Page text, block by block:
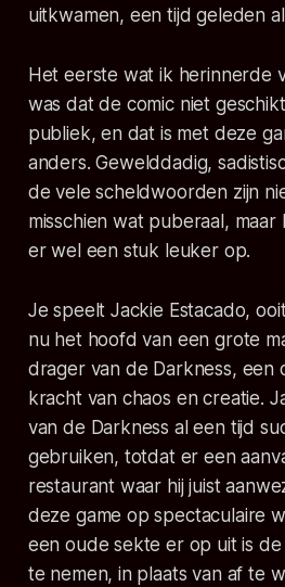
uitkwamen, een tijd geleden
Het eerste wat ik herinnerde
was dat de comic niet
publiek, en dat is met deze
anders. Gewelddadig,
de vele scheldwoorden zijn
misschien wat puberaal,
er wel een stuk leuker op.
Je speelt Jackie Estacado,
nu het hoofd van een grote
drager van de Darkness, een
kracht van chaos en creatie.
van de Darkness al een tijd
gebruiken, totdat er een
restaurant waar hij juist
deze game op spectaculaire
een oude sekte er op uit is
te nemen, in plaats van af te